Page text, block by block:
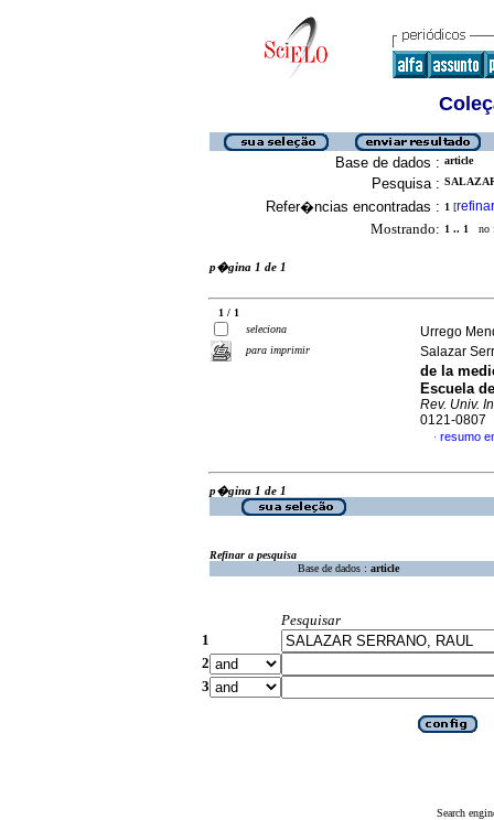
Base de dados : article
Pesquisa :
Refer�ncias encontradas : 1 [refinar
Mostrando: 1 .. 1 no
p�gina 1 de 1
1 / 1
seleciona
para imprimir
Urrego
Salazar
de la
Escuela
Rev. Univ.
0121-0807
· resumo
p�gina 1 de 1
Refinar a pesquisa
Base de dados : article
Pesquisar
1
2
3
Search